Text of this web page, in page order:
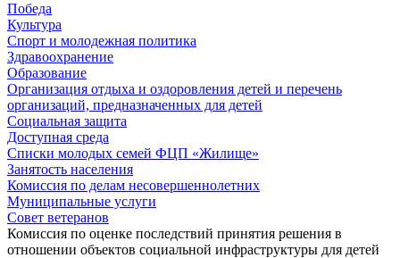
Победа
Культура
Спорт и молодежная политика
Здравоохранение
Образование
Организация отдыха и оздоровления детей и перечень
организаций, предназначенных для детей
Социальная защита
Доступная среда
Списки молодых семей ФЦП «Жилище»
Занятость населения
Комиссия по делам несовершеннолетних
Муниципальные услуги
Совет ветеранов
Комиссия по оценке последствий принятия решения в
отношении объектов социальной инфраструктуры для детей